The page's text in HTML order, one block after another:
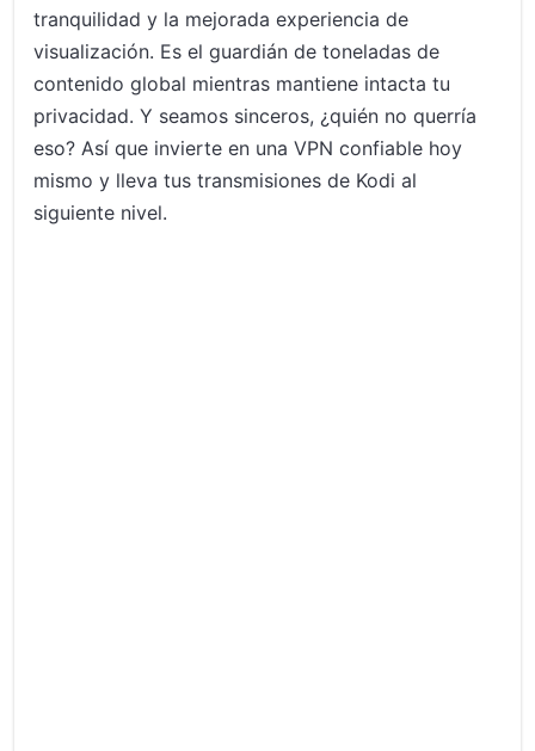
tranquilidad y la mejorada experiencia de
visualización. Es el guardián de toneladas de
contenido global mientras mantiene intacta tu
privacidad. Y seamos sinceros, ¿quién no querría
eso? Así que invierte en una VPN confiable hoy
mismo y lleva tus transmisiones de Kodi al
siguiente nivel.